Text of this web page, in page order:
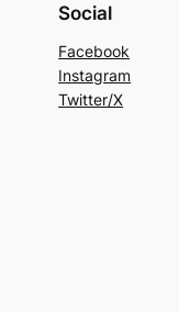
Social
Facebook
Instagram
Twitter/X